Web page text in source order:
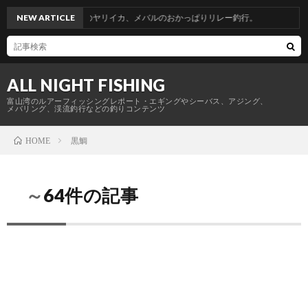
ALL NIGHT FISHING
富山湾のルアーフィッシングレポート・エギングやシーバス、アジング、
メバリング、渓流釣行などの釣りコンテンツ
NEW ARTICLE
青物からのヤリイカ、メバルのおかっぱりリレー釣行。
HOME 黒鯛
～64件の記事